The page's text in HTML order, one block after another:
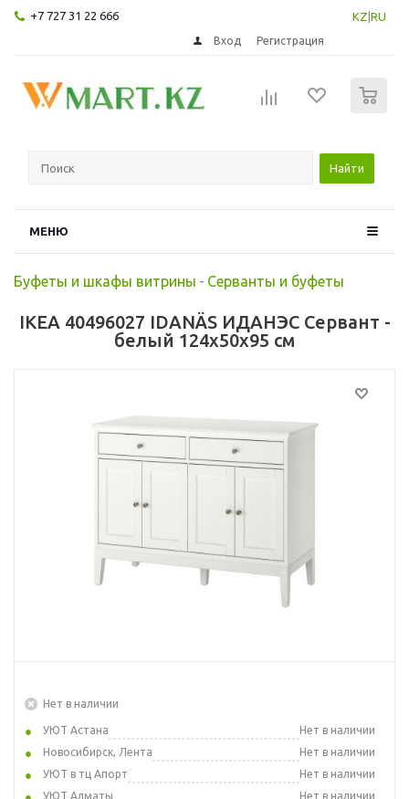
+7 727 31 22 666 KZ RU
Вход Регистрация
Найти
МЕНЮ
Буфеты и шкафы витрины - Серванты и буфеты
IKEA 40496027 IDANÄS ИДАНЭС Сервант -
белый 124x50x95 см
Нет в наличии
УЮТ Астана
Нет в наличии
Новосибирск, Лента
Нет в наличии
УЮТ в тц Апорт
Нет в наличии
УЮТ Алматы
Нет в наличии